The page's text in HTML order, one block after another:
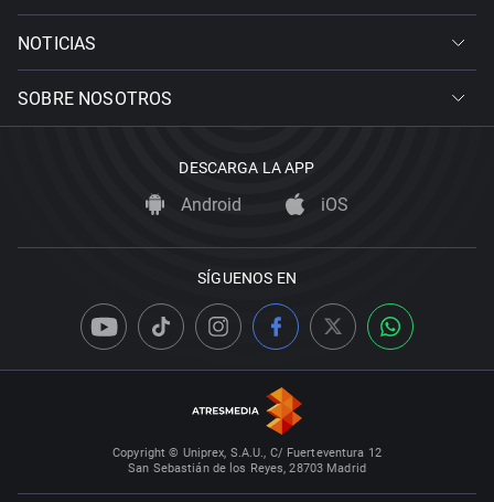
NOTICIAS
SOBRE NOSOTROS
DESCARGA LA APP
Android iOS
SÍGUENOS EN
Copyright © Uniprex, S.A.U., C/ Fuerteventura 12
San Sebastián de los Reyes, 28703 Madrid